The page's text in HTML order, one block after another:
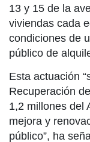
13 y 15 de la
viviendas cada
condiciones de
público de
Esta actuación
Recuperación
1,2 millones del
mejora y
público”, ha